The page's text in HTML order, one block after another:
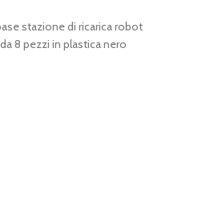
stazione di ricarica robot
8 pezzi in plastica nero